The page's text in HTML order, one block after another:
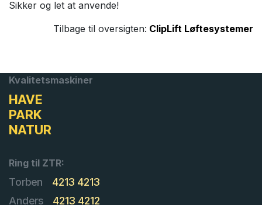
Sikker og let at anvende!
Tilbage til oversigten: ClipLift Løftesystemer
Kvalitetsmaskiner
HAVE
PARK
NATUR
Ring til ZTR:
Torben
4213 4213
Anders
4213 4212